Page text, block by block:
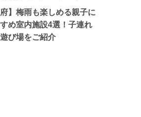
府】梅雨も楽しめる親子に
め室内施設4選！子連れ
び場をご紹介